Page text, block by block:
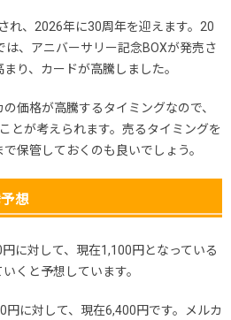
れ、2026年に30周年を迎えます。20
、アニバーサリー記念BOXが発売さ
り、カードが高騰しました。
価格が高騰するタイミングなので、
とが考えられます。売るタイミングを
保管しておくのも良いでしょう。
想
に対して、現在1,100円となっている
くと予想しています。
円に対して、現在6,400円です。メルカ